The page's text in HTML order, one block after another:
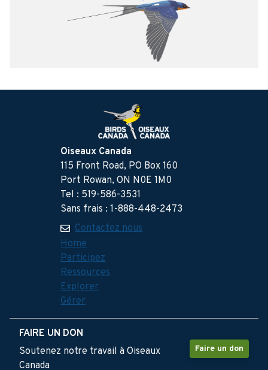
Oiseaux Canada
115 Front Road, PO Box 160
Port Rowan, ON N0E 1M0
Tel : 519-586-3531
Sans frais : 1-888-448-2473
Contactez nous
Home
Participez
Ressources
Explorer
Gérer
FAIRE UN DON
Faire un don
Soutenez notre travail à Oiseaux
Canada